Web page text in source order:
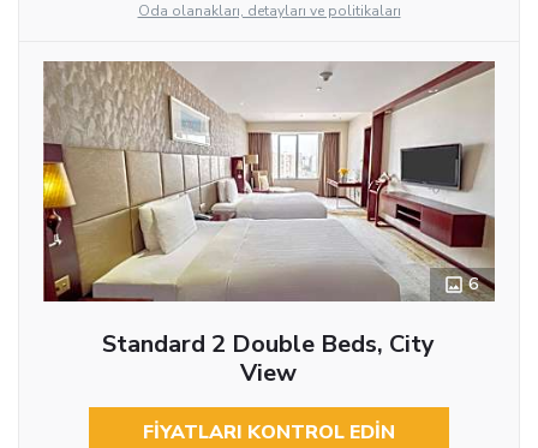
Oda olanakları, detayları ve politikaları
6
Standard 2 Double Beds, City
View
FIYATLARI KONTROL EDIN